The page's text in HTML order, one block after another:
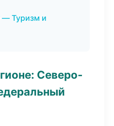
— Туризм и
Северо-